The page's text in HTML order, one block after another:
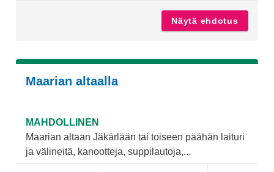
Näytä ehdotus
Maarian altaalla
MAHDOLLINEN
Maarian altaan Jäkärlään tai toiseen päähän laituri
ja välineitä, kanootteja, suppilautoja,...